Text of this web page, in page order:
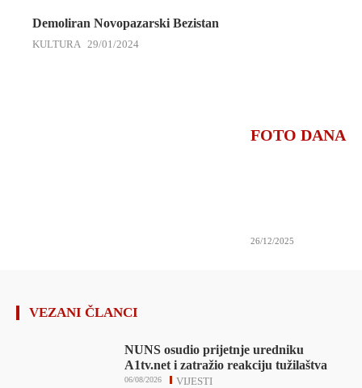
Demoliran Novopazarski Bezistan
KULTURA 29/01/2024
FOTO DANA
26/12/2025
VEZANI ČLANCI
NUNS osudio prijetnje uredniku
A1tv.net i zatražio reakciju tužilaštva
VIJESTI
06/08/2026